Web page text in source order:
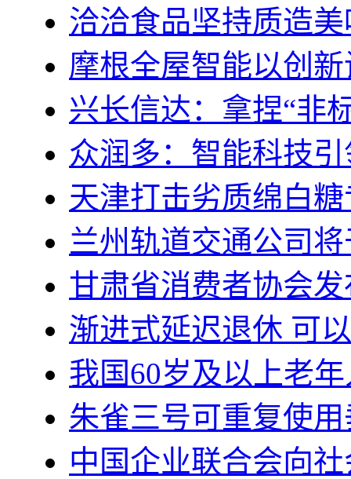
洽洽食品坚持质造
摩根全屋智能以创
兴长信达：拿捏“非
众润多：智能科技
天津打击劣质绵白
兰州轨道交通公司
甘肃省消费者协会
渐进式延迟退休 可
我国60岁及以上老
朱雀三号可重复使
中国企业联合会向